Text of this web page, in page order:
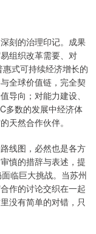
刻的治理印记。成果
组织改革需要、对
式可持续经济增长的
全球价值链，完全契
导向；对能力建设、
多数的发展中经济体
天然合作伙伴。
线图，必然也是各方
慎的措辞与表述，提
面临巨大挑战。当苏州
作的讨论交织在一起
没有简单的对错，只